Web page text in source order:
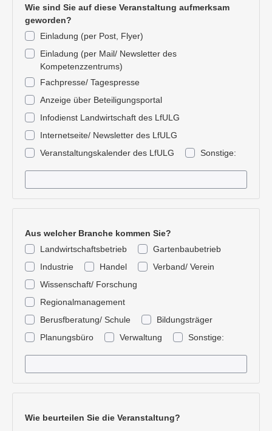
Wie sind Sie auf diese Veranstaltung aufmerksam
geworden?
Einladung (per Post, Flyer)
Einladung (per Mail/ Newsletter des
Kompetenzzentrums)
Fachpresse/ Tagespresse
Anzeige über Beteiligungsportal
Infodienst Landwirtschaft des LfULG
Internetseite/ Newsletter des LfULG
Veranstaltungskalender des LfULG
Sonstige:
Aus welcher Branche kommen Sie?
Landwirtschaftsbetrieb
Gartenbaubetrieb
Industrie
Handel
Verband/ Verein
Wissenschaft/ Forschung
Regionalmanagement
Berusfberatung/ Schule
Bildungsträger
Planungsbüro
Verwaltung Sonstige:
Wie beurteilen Sie die Veranstaltung?